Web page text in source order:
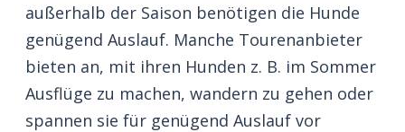
außerhalb der Saison benötigen die Hunde
genügend Auslauf. Manche Tourenanbieter
bieten an, mit ihren Hunden z. B. im Sommer
Ausflüge zu machen, wandern zu gehen oder
spannen sie für genügend Auslauf vor